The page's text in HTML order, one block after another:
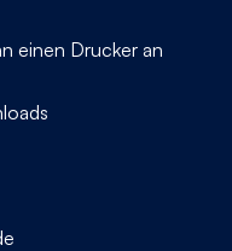
einen Drucker an